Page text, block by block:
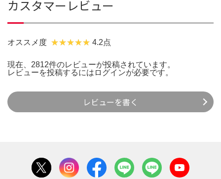
カスタマーレビュー
オススメ度 4.2点
現在、2812件のレビューが投稿されています。
レビューを投稿するには ログインが必要です。
レビューを書く